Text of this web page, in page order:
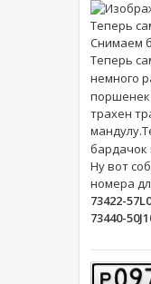
Теперь
Снимаем
Теперь
немного
поршенек
трахен
бардачок
Ну вот
номера
73422-
73440-